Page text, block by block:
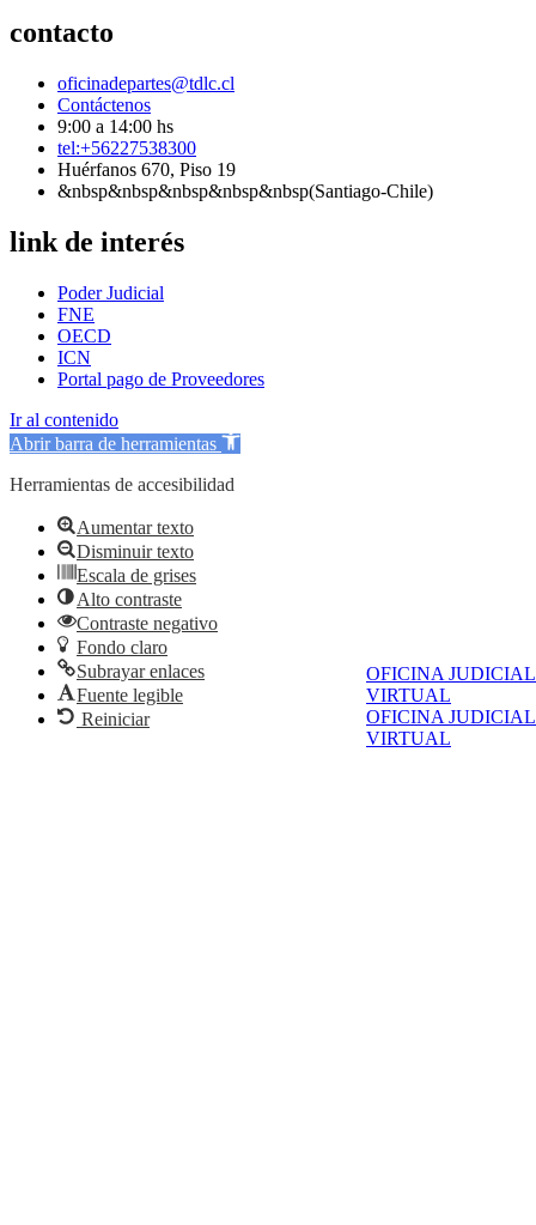
OFICINA JUDICIAL
VIRTUAL
OFICINA JUDICIAL
VIRTUAL
contacto
oficinadepartes@tdlc.cl
Contáctenos
9:00 a 14:00 hs
tel:+56227538300
Huérfanos 670, Piso 19
&nbsp&nbsp&nbsp&nbsp&nbsp(Santiago-Chile)
link de interés
Poder Judicial
FNE
OECD
ICN
Portal pago de Proveedores
Ir al contenido
Abrir barra de herramientas
Herramientas de accesibilidad
Aumentar texto
Disminuir texto
Escala de grises
Alto contraste
Contraste negativo
Fondo claro
Subrayar enlaces
Fuente legible
Reiniciar